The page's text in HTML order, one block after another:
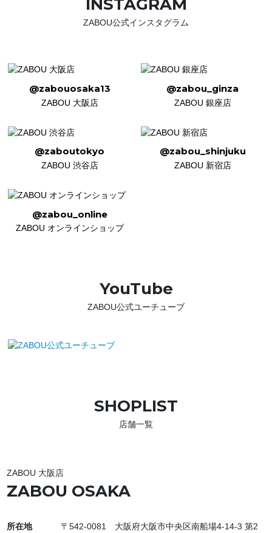
INSTAGRAM
ZABOU公式インスタグラム
@zabouosaka13
ZABOU 大阪店
@zabou_ginza
ZABOU 銀座店
@zaboutokyo
ZABOU 渋谷店
@zabou_shinjuku
ZABOU 新宿店
@zabou_online
ZABOU オンラインショップ
YouTube
ZABOU公式ユーチューブ
SHOPLIST
店舗一覧
ZABOU 大阪店
ZABOU OSAKA
所在地
〒542-0081 大阪府大阪市中央区南船場4-14-3 第2